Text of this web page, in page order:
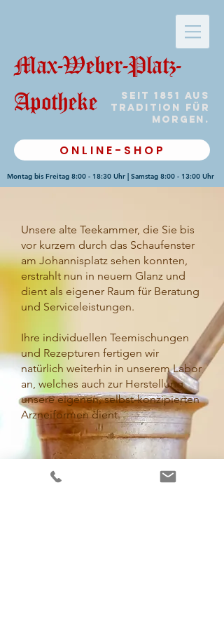
Max-Weber-Platz-
Apotheke
Seit 1851 aus
Tradition für
morgen.
ONLINE-SHOP
Montag bis Freitag 8:00 - 18:30 Uhr | Samstag 8:00 - 13:00 Uhr
Unsere alte Teekammer, die Sie bis
vor kurzem durch das Schaufenster
am Johannisplatz sehen konnten,
erstrahlt nun in neuem Glanz und
dient als eigener Raum für Beratung
und Serviceleistungen.
Ihre individuellen Teemischungen
und Rezepturen fertigen wir
natürlich weiterhin in unserem Labor
an, welches auch zur Herstellung
unsere eigenen, selbst-konzipierten
Arzneiformen dient.